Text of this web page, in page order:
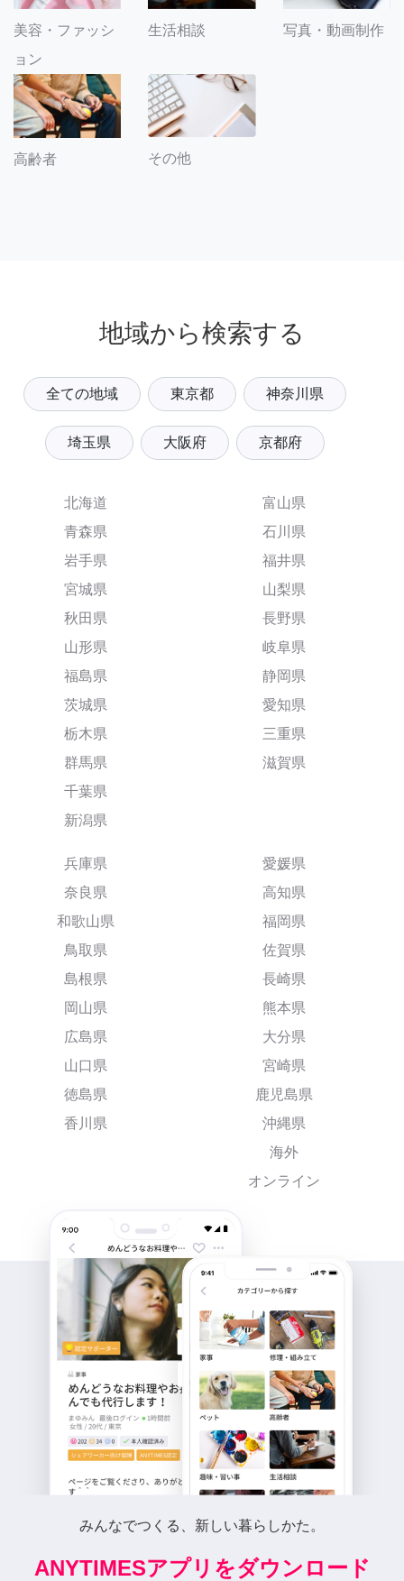
美容・ファッシ
ョン
生活相談 写真・動画制作
高齢者 その他
地域から検索する
全ての地域 東京都 神奈川県
埼玉県 大阪府 京都府
北海道
青森県
岩手県
宮城県
秋田県
山形県
福島県
茨城県
栃木県
群馬県
千葉県
新潟県
富山県
石川県
福井県
山梨県
長野県
岐阜県
静岡県
愛知県
三重県
滋賀県
兵庫県
奈良県
和歌山県
鳥取県
島根県
岡山県
広島県
山口県
徳島県
香川県
愛媛県
高知県
福岡県
佐賀県
長崎県
熊本県
大分県
宮崎県
鹿児島県
沖縄県
海外
オンライン
みんなでつくる、新しい暮らしかた。
ANYTIMESアプリをダウンロード